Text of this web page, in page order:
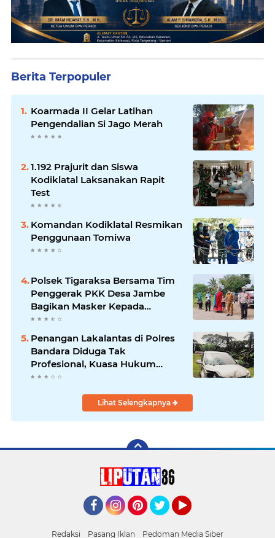
Berita Terpopuler
Koarmada II Gelar Latihan
Pengendalian Si Jago Merah
1.192 Prajurit dan Siswa
Kodiklatal Laksanakan Rapit
Test
Komandan Kodiklatal Resmikan
Penggunaan Tomiwa
Polsek Tigaraksa Bersama Tim
Penggerak PKK Desa Jambe
Bagikan Masker Kepada
Pengguna Jalan
Penangan Lakalantas di Polres
Bandara Diduga Tak
Profesional, Kuasa Hukum
Adukan ke Propam
Lihat Selengkapnya
Redaksi Pasang Iklan Pedoman Media Siber